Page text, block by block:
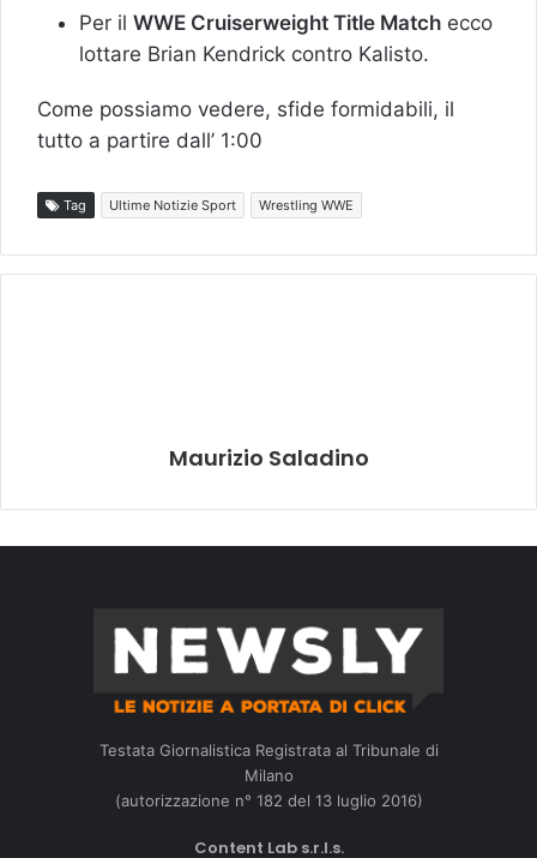
Per il WWE Cruiserweight Title Match ecco
lottare Brian Kendrick contro Kalisto.
Come possiamo vedere, sfide formidabili, il
tutto a partire dall’ 1:00
Tag Ultime Notizie Sport Wrestling WWE
Maurizio Saladino
Testata Giornalistica Registrata al Tribunale di
Milano
(autorizzazione n° 182 del 13 luglio 2016)
Content Lab s.r.l.s.